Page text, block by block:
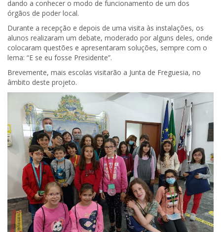
dando a conhecer o modo de funcionamento de um dos
órgãos de poder local.
Durante a recepção e depois de uma visita às instalações, os
alunos realizaram um debate, moderado por alguns deles, onde
colocaram questões e apresentaram soluções, sempre com o
lema: “E se eu fosse Presidente”.
Brevemente, mais escolas visitarão a Junta de Freguesia, no
âmbito deste projeto.